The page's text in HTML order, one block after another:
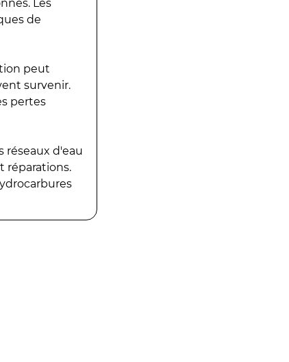
Les
de
peut
survenir.
pertes
réseaux d'eau
réparations.